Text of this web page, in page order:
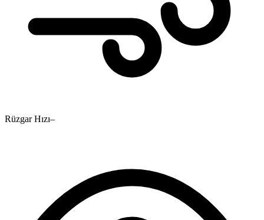
Rüzgar Hızı–